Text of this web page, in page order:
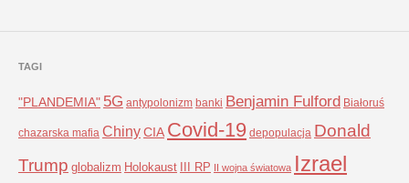
TAGI
"PLANDEMIA" 5G antypolonizm banki Benjamin Fulford Białoruś
chazarska mafia ChinyCIA Covid-19 depopulacja Donald
Trump globalizm Holokaust III RP II wojna światowa Izrael